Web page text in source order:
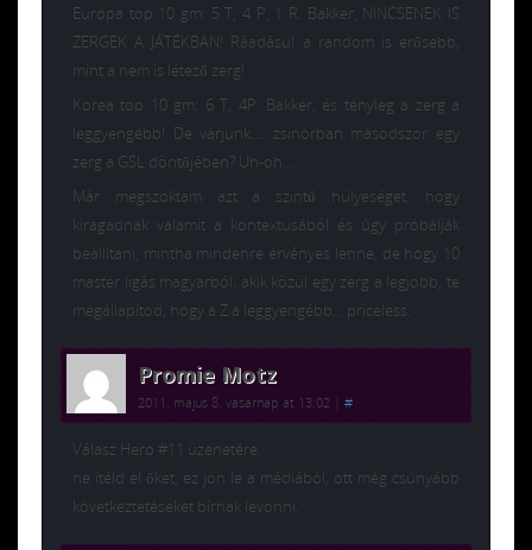
Európa top 10 gm: 5 T, 4 P, 1 R. Bakker, NINCSENEK IS
ZERGEK A JÁTÉKBAN! Ráadásul a random is erősebb,
mint a nem is létező zerg!
Korea top 10 gm: 6 T, 4P. Bakker, és tényleg a zerg a
leggyengébb! De várjunk…. zsinórban másodszor egy
zerg a GSL döntőjében? Uh-oh…
Már megszoktam azt a szintű hülyeséget, hogy
kiragadnak valamit a kontextusából és úgy próbálják
beállítani, mintha mindenre érvényes lenne, de hogy 10
master ligás magyarból, akik közül egy zerg a legjobb, te
megállapítod, hogy a Z a leggyengébb… priceless.
Promie Motz
2011. május 8. vasárnap at 13:02 #
Válasz Hero #11 üzenetére:
ne ítéld el őket, ez jön le a médiából, ott még csúnyább
következtetéseket bírnak levonni.